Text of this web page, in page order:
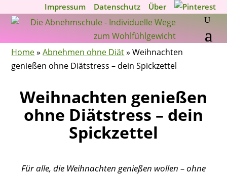
Impressum Datenschutz Über
Home»Abnehmen ohne Diät»Weihnachten
genießen ohne Diätstress – dein Spickzettel
Weihnachten genießen
ohne Diätstress – dein
Spickzettel
Für alle, die Weihnachten genießen wollen – ohne